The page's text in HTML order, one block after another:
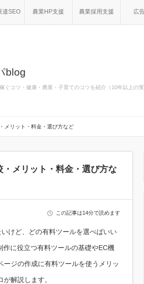
遣SEO 農業HP支援 農業採用支援 広
blog
ぐコツ・健康・農業・子育てのコツを紹介（10年以上
メリット・料金・選び方など
メリット・料金・選び方な
この記事は14分で読めます
けど、どの有料ツールを選べばいい
に役立つ有料ツールの基礎やEC機
ジの作成に有料ツールを使うメリッ
解説します。